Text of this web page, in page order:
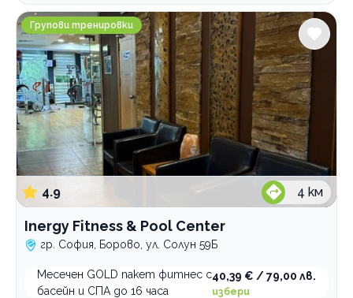
Inergy Fitness & Pool Center
Групови тренировки
4.9 4 км
Inergy Fitness & Pool Center
гр. София, Борово, ул. Солун 59Б
Месечен GOLD пакет фитнес с
басейн и СПА до 16 часа
40,39 € / 79,00 лв.
избери